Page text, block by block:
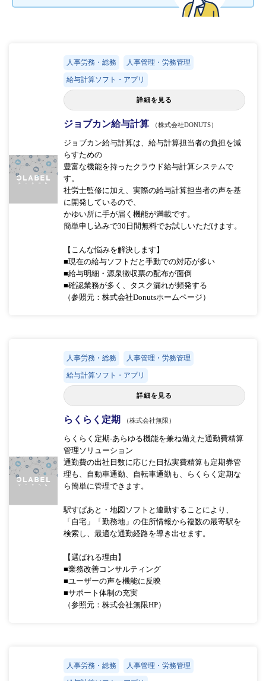
人事労務・総務 人事管理・労務管理
給与計算ソフト・アプリ
詳細を見る
ジョブカン給与計算 （株式会社DONUTS）
ジョブカン給与計算は、給与計算担当者の負担を減
らすための
豊富な機能を持ったクラウド給与計算システムで
す。
社労士監修に加え、実際の給与計算担当者の声を基
に開発しているので、
かゆい所に手が届く機能が満載です。
簡単申し込みで30日間無料でお試しいただけます。
【こんな悩みを解決します】
■現在の給与ソフトだと手動での対応が多い
■給与明細・源泉徴収票の配布が面倒
■確認業務が多く、タスク漏れが頻発する
（参照元：株式会社Donutsホームページ）
人事労務・総務 人事管理・労務管理
給与計算ソフト・アプリ
詳細を見る
らくらく定期 （株式会社無限）
らくらく定期-あらゆる機能を兼ね備えた通勤費精算
管理ソリューション
通勤費の出社日数に応じた日払実費精算も定期券管
理も、自動車通勤、自転車通勤も、らくらく定期な
ら簡単に管理できます。
駅すぱあと・地図ソフトと連動することにより、
「自宅」「勤務地」の住所情報から複数の最寄駅を
検索し、最適な通勤経路を導き出せます。
【選ばれる理由】
■業務改善コンサルティング
■ユーザーの声を機能に反映
■サポート体制の充実
（参照元：株式会社無限HP）
人事労務・総務 人事管理・労務管理